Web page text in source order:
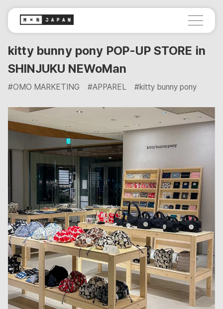
kitty bunny pony POP-UP STORE in
SHINJUKU NEWoMan
#OMO MARKETING #APPAREL #kitty bunny pony